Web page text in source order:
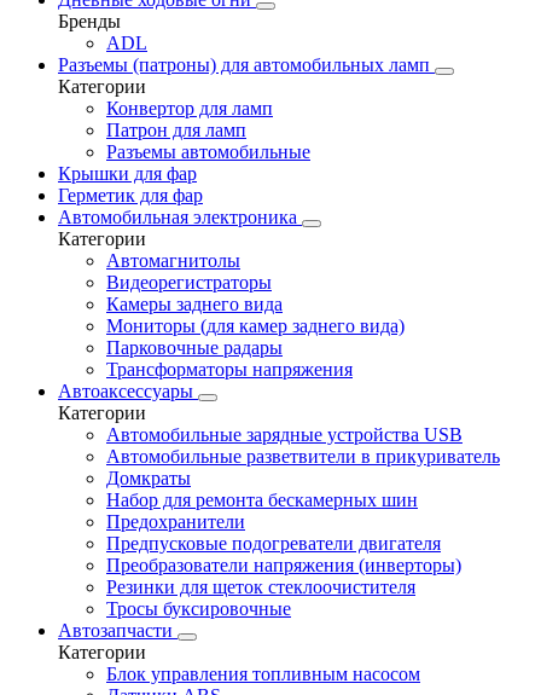
Бренды
ADL
Разъемы (патроны) для автомобильных ламп
Категории
Конвертор для ламп
Патрон для ламп
Разъемы автомобильные
Крышки для фар
Герметик для фар
Автомобильная электроника
Категории
Автомагнитолы
Видеорегистраторы
Камеры заднего вида
Мониторы (для камер заднего вида)
Парковочные радары
Трансформаторы напряжения
Автоаксессуары
Категории
Автомобильные зарядные устройства USB
Автомобильные разветвители в прикуриватель
Домкраты
Набор для ремонта бескамерных шин
Предохранители
Предпусковые подогреватели двигателя
Преобразователи напряжения (инверторы)
Резинки для щеток стеклоочистителя
Тросы буксировочные
Автозапчасти
Категории
Блок управления топливным насосом